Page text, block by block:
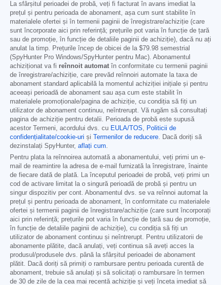
La sfârșitul perioadei de probă, veți fi facturat în avans imediat la
prețul și pentru perioada de abonament, așa cum sunt stabilite în
materialele ofertei și în termenii paginii de înregistrare/achiziție (care
sunt încorporate aici prin referință; prețurile pot varia în funcție de țară
sau de promoție, în funcție de detaliile paginii de achiziție), dacă nu ați
anulat la timp. Prețurile încep de obicei de la $79.98 semestrial
(SpyHunter Pro Windows/SpyHunter pentru Mac). Abonamentul
achiziționat va fi reînnoit automat în conformitate cu termenii paginii
de înregistrare/achiziție, care prevăd reînnoiri automate la taxa de
abonament standard aplicabilă la momentul achiziției inițiale și pentru
aceeași perioadă de abonament sau așa cum este stabilit în
materialele promoționale/pagina de achiziție, cu condiția să fiți un
utilizator de abonament continuu, neîntrerupt. Vă rugăm să consultați
pagina de achiziție pentru detalii. Perioada de probă este supusă
acestor Termeni, acordului dvs. cu EULA/TOS, Politicii de
confidențialitate/cookie-uri și Termenilor de reducere. Dacă doriți să
dezinstalați SpyHunter, aflați cum.
Pentru plata la reînnoirea automată a abonamentului, veți primi un e-
mail de reamintire la adresa de e-mail furnizată la înregistrare, înainte
de fiecare dată de plată. La începutul perioadei de probă, veți primi un
cod de activare limitat la o singură perioadă de probă și pentru un
singur dispozitiv per cont. Abonamentul dvs. se va reînnoi automat la
prețul și pentru perioada de abonament, în conformitate cu materialele
ofertei și termenii paginii de înregistrare/achiziție (care sunt încorporați
aici prin referință; prețurile pot varia în funcție de țară sau de promoție,
în funcție de detaliile paginii de achiziție), cu condiția să fiți un
utilizator de abonament continuu și neîntrerupt. Pentru utilizatorii de
abonamente plătite, dacă anulați, veți continua să aveți acces la
produsul/produsele dvs. până la sfârșitul perioadei de abonament
plătit. Dacă doriți să primiți o rambursare pentru perioada curentă de
abonament, trebuie să anulați și să solicitați o rambursare în termen
de 30 de zile de la cea mai recentă achiziție și veți înceta imediat să